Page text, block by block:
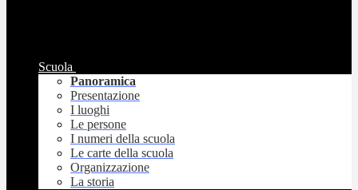
Scuola
Panoramica
Presentazione
I luoghi
Le persone
I numeri della scuola
Le carte della scuola
Organizzazione
La storia